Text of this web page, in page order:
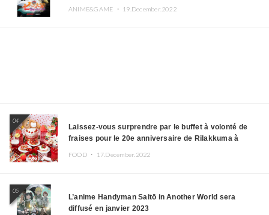
ANIME&GAME ・ 19.December.2022
04
Laissez-vous surprendre par le buffet à volonté de
fraises pour le 20e anniversaire de Rilakkuma à
FOOD ・ 17.December.2022
05
L’anime Handyman Saitō in Another World sera
diffusé en janvier 2023